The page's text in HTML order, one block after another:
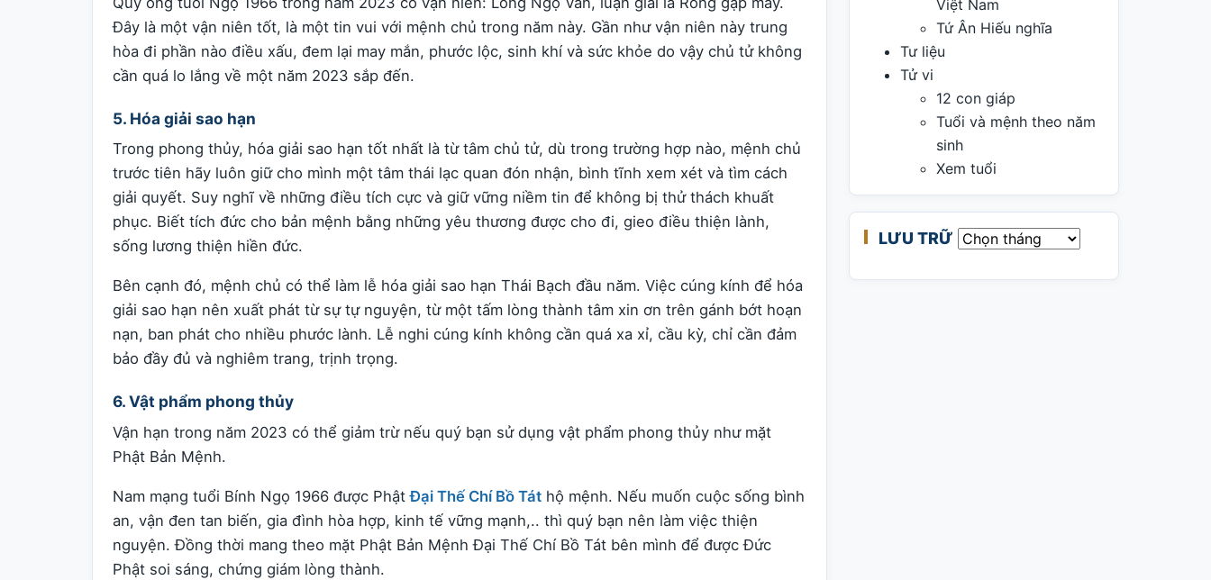
Đây là một vận niên tốt, là một tin vui với mệnh chủ trong năm này. Gần như vận niên này trung
hòa đi phần nào điều xấu, đem lại may mắn, phước lộc, sinh khí và sức khỏe do vậy chủ tử không
cần quá lo lắng về một năm 2023 sắp đến.
5. Hóa giải sao hạn
Trong phong thủy, hóa giải sao hạn tốt nhất là từ tâm chủ tử, dù trong trường hợp nào, mệnh chủ
trước tiên hãy luôn giữ cho mình một tâm thái lạc quan đón nhận, bình tĩnh xem xét và tìm cách
giải quyết. Suy nghĩ về những điều tích cực và giữ vững niềm tin để không bị thử thách khuất
phục. Biết tích đức cho bản mệnh bằng những yêu thương được cho đi, gieo điều thiện lành,
sống lương thiện hiền đức.
Bên cạnh đó, mệnh chủ có thể làm lễ hóa giải sao hạn Thái Bạch đầu năm. Việc cúng kính để hóa
giải sao hạn nên xuất phát từ sự tự nguyện, từ một tấm lòng thành tâm xin ơn trên gánh bớt hoạn
nạn, ban phát cho nhiều phước lành. Lễ nghi cúng kính không cần quá xa xỉ, cầu kỳ, chỉ cần đảm
bảo đầy đủ và nghiêm trang, trịnh trọng.
6. Vật phẩm phong thủy
Vận hạn trong năm 2023 có thể giảm trừ nếu quý bạn sử dụng vật phẩm phong thủy như mặt
Phật Bản Mệnh.
Nam mạng tuổi Bính Ngọ 1966 được PhậtĐại Thế Chí Bồ Tát hộ mệnh. Nếu muốn cuộc sống bình
an, vận đen tan biến, gia đình hòa hợp, kinh tế vững mạnh,.. thì quý bạn nên làm việc thiện
nguyện. Đồng thời mang theo mặt Phật Bản Mệnh Đại Thế Chí Bồ Tát bên mình để được Đức
Phật soi sáng, chứng giám lòng thành.
Việt Nam
Tứ Ân Hiếu nghĩa
Tư liệu
Tử vi
12 con giáp
Tuổi và mệnh theo năm
sinh
Xem tuổi
LƯU TRỮ Lưu trữ